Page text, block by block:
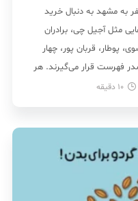
به مشهد به دنبال خرید
مثل آجیل چی، برادران
پوطار، قربان پور، چهار
فهرست قرار می‌گیرند. هر
10 دقیقه